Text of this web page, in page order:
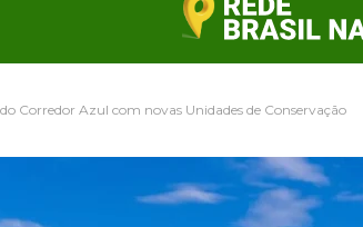
Corredor Azul com novas Unidades de Conservação